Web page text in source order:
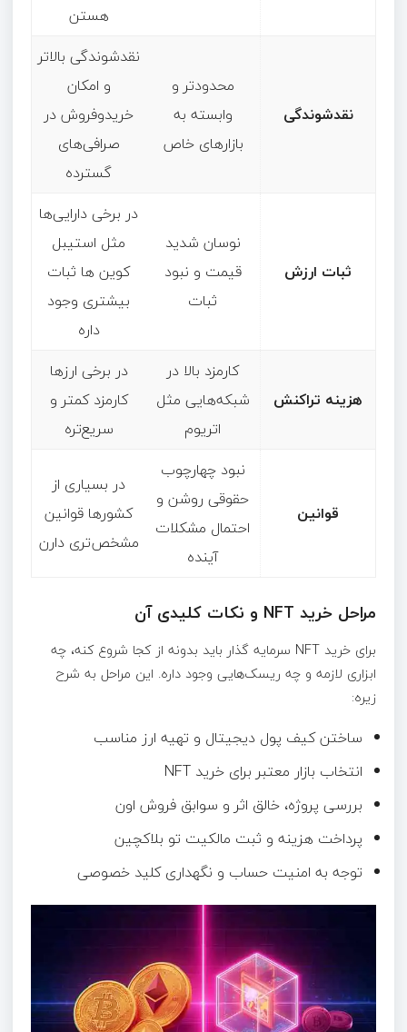
هستن
نقدشوندگی
محدودتر و
وابسته به
بازارهای خاص
نقدشوندگی بالاتر
و امکان
خریدوفروش در
صرافی‌های
گسترده
ثبات ارزش
نوسان شدید
قیمت و نبود
ثبات
در برخی دارایی‌ها
مثل استیبل‌
کوین‌ ها ثبات
بیشتری وجود
داره
هزینه تراکنش
کارمزد بالا در
شبکه‌هایی مثل
اتریوم
در برخی ارزها
کارمزد کمتر و
سریع‌تره
قوانین
نبود چهارچوب
حقوقی روشن و
احتمال مشکلات
آینده
در بسیاری از
کشورها قوانین
مشخص‌تری دارن
مراحل خرید NFT و نکات کلیدی آن
برای خرید NFT سرمایه گذار باید بدونه از کجا شروع کنه، چه
ابزاری لازمه و چه ریسک‌هایی وجود داره. این مراحل به شرح
زیره:
ساختن کیف پول دیجیتال و تهیه ارز مناسب
انتخاب بازار معتبر برای خرید NFT
بررسی پروژه، خالق اثر و سوابق فروش اون
پرداخت هزینه و ثبت مالکیت تو بلاکچین
توجه به امنیت حساب و نگهداری کلید خصوصی